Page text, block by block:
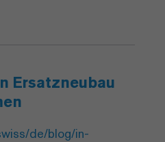
Ersatzneubau
de/blog/in-